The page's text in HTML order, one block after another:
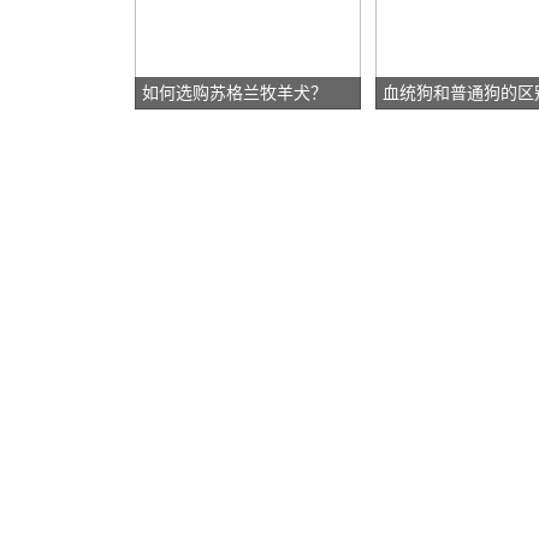
如何选购苏格兰牧羊犬？ 血统狗和普通狗的区